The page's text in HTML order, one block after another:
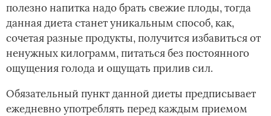
полезно напитка надо брать свежие плоды, тогда
данная диета станет уникальным способ, как,
сочетая разные продукты, получится избавиться от
ненужных килограмм, питаться без постоянного
ощущения голода и ощущать прилив сил.
Обязательный пункт данной диеты предписывает
ежедневно употреблять перед каждым приемом